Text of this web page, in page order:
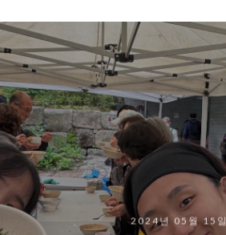
2024년 05월 15일